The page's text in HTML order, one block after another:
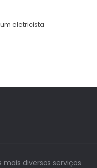
eletricista
diversos serviços